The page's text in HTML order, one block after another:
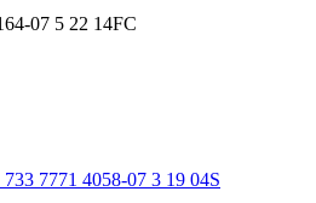
07 5 22 14FC